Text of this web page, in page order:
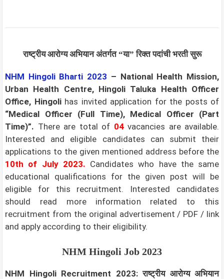
राष्ट्रीय आरोग्य अभियान अंतर्गत “या” रिक्त पदांची भरती सुरू
NHM Hingoli Bharti 2023 – National Health Mission,
Urban Health Centre, Hingoli Taluka Health Officer
Office, Hingolihas invited application for the posts of
“Medical Officer (Full Time), Medical Officer (Part
Time)”. There are total of 04vacancies are available.
Interested and eligible candidates can submit their
applications to the given mentioned address before the
10th of July 2023. Candidates who have the same
educational qualifications for the given post will be
eligible for this recruitment. Interested candidates
should read more information related to this
recruitment from the original advertisement / PDF / link
and apply according to their eligibility.
NHM Hingoli Job 2023
NHM Hingoli Recruitment 2023: राष्ट्रीय आरोग्य अभियान